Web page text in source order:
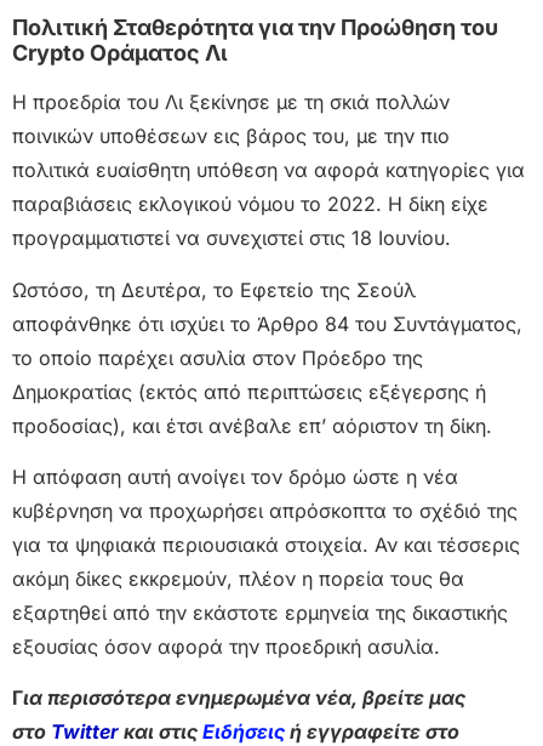
Πολιτική Σταθερότητα για την Προώθηση του
Crypto Οράματος Λι
Η προεδρία του Λι ξεκίνησε με τη σκιά πολλών
ποινικών υποθέσεων εις βάρος του, με την πιο
πολιτικά ευαίσθητη υπόθεση να αφορά κατηγορίες για
παραβιάσεις εκλογικού νόμου το 2022. Η δίκη είχε
προγραμματιστεί να συνεχιστεί στις 18 Ιουνίου.
Ωστόσο, τη Δευτέρα, το Εφετείο της Σεούλ
αποφάνθηκε ότι ισχύει το Άρθρο 84 του Συντάγματος,
το οποίο παρέχει ασυλία στον Πρόεδρο της
Δημοκρατίας (εκτός από περιπτώσεις εξέγερσης ή
προδοσίας), και έτσι ανέβαλε επ’ αόριστον τη δίκη.
Η απόφαση αυτή ανοίγει τον δρόμο ώστε η νέα
κυβέρνηση να προχωρήσει απρόσκοπτα το σχέδιό της
για τα ψηφιακά περιουσιακά στοιχεία. Αν και τέσσερις
ακόμη δίκες εκκρεμούν, πλέον η πορεία τους θα
εξαρτηθεί από την εκάστοτε ερμηνεία της δικαστικής
εξουσίας όσον αφορά την προεδρική ασυλία.
Για περισσότερα ενημερωμένα νέα, βρείτε μας
στο Twitter και στις Ειδήσεις ή εγγραφείτε στο